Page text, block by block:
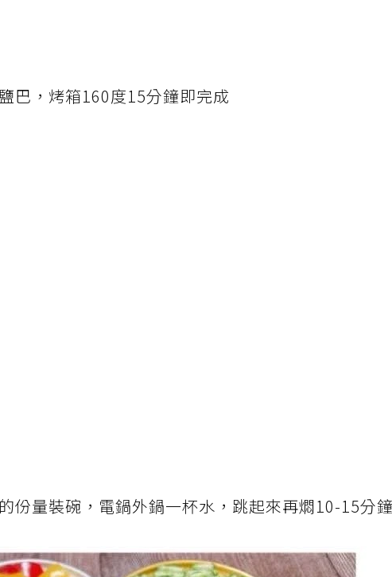
巴，烤箱160度15分鐘即完成
份量裝碗，電鍋外鍋一杯水，跳起來再燜10-15分